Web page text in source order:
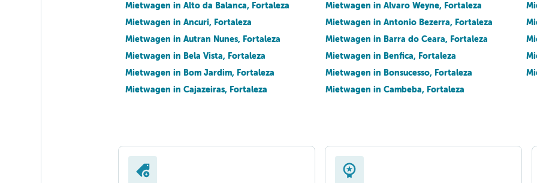
Mietwagen in Alto da Balanca, Fortaleza
Mietwagen in Alvaro Weyne, Fortaleza
Mietwagen in Ancuri, Fortaleza
Mietwagen in Antonio Bezerra, Fortaleza
Mietwagen in Autran Nunes, Fortaleza
Mietwagen in Barra do Ceara, Fortaleza
Mietwagen in Bela Vista, Fortaleza
Mietwagen in Benfica, Fortaleza
Mietwagen in Bom Jardim, Fortaleza
Mietwagen in Bonsucesso, Fortaleza
Mietwagen in Cajazeiras, Fortaleza
Mietwagen in Cambeba, Fortaleza